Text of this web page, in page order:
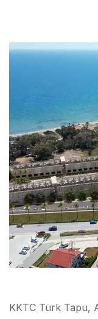
KKTC Türk Tapu,